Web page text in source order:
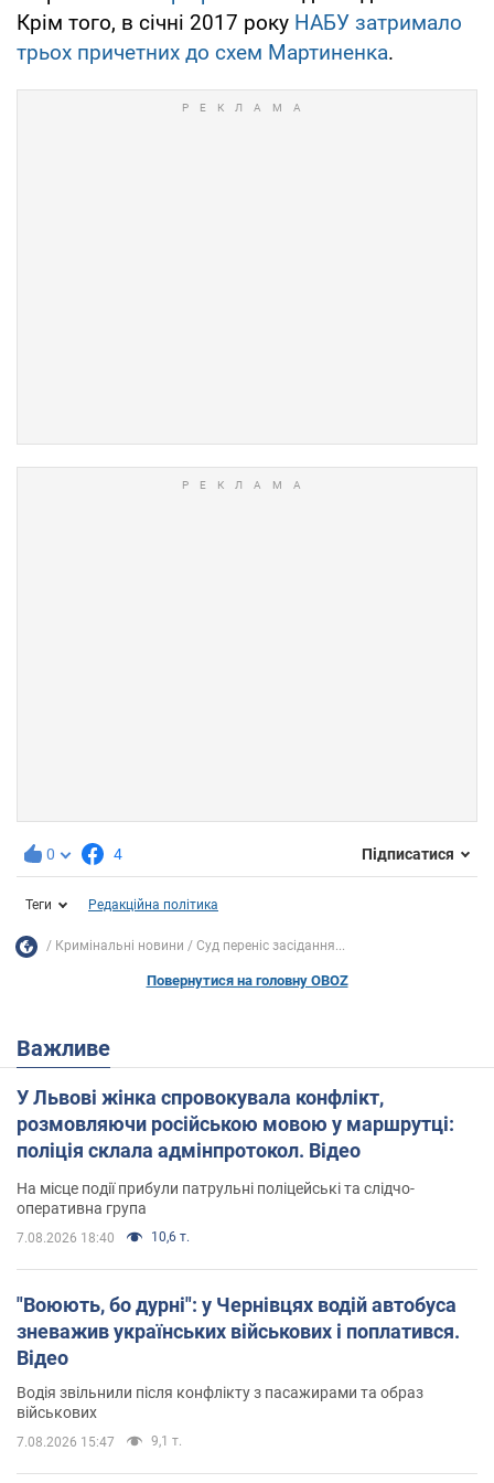
Крім того, в січні 2017 року НАБУ затримало
трьох причетних до схем Мартиненка.
0 4 Підписатися
Теги Редакційна політика
Кримінальні новини Суд переніс засідання...
Повернутися на головну OBOZ
Важливе
У Львові жінка спровокувала конфлікт,
розмовляючи російською мовою у маршрутці:
поліція склала адмінпротокол. Відео
На місце події прибули патрульні поліцейські та слідчо-
оперативна група
7.08.2026 18:40 10,6 т.
"Воюють, бо дурні": у Чернівцях водій автобуса
зневажив українських військових і поплатився.
Відео
Водія звільнили після конфлікту з пасажирами та образ
військових
7.08.2026 15:47 9,1 т.